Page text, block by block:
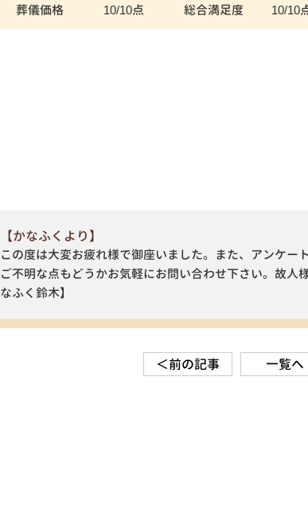
葬儀価格
10/10点 総合満足度 10/10
【かなふくより】
この度は大変お疲れ様で御座いました。また、アンケー
ご不明な点もどうかお気軽にお問い合わせ下さい。故
なふく鈴木】
＜前の記事 一覧へ